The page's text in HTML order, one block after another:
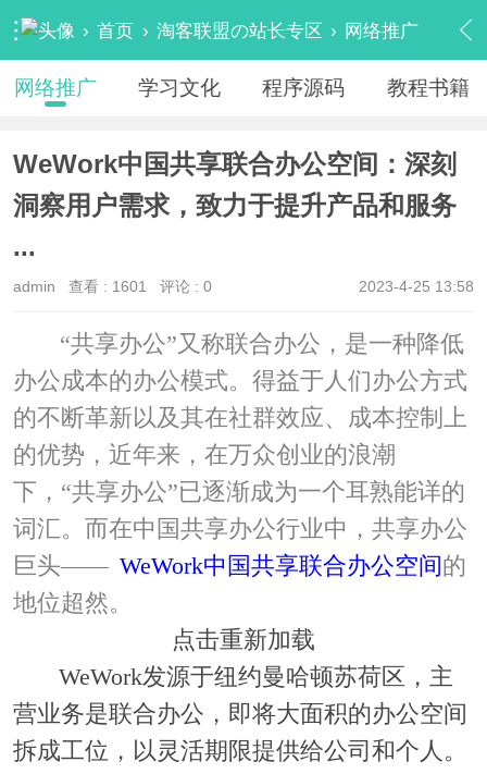
› 首页 › 淘客联盟の站长专区 › 网络推广
› 内容
网络推广 学习文化 程序源码 教程书籍
WeWork中国共享联合办公空间：深刻
洞察用户需求，致力于提升产品和服务
...
2023-4-25 13:58
admin 查看 : 1601 评论 : 0
“共享办公”又称联合办公，是一种降低
办公成本的办公模式。得益于人们办公方式
的不断革新以及其在社群效应、成本控制上
的优势，近年来，在万众创业的浪潮
下，“共享办公”已逐渐成为一个耳熟能详的
词汇。而在中国共享办公行业中，共享办公
巨头—— WeWork中国共享联合办公空间的
地位超然。
点击重新加载
WeWork发源于纽约曼哈顿苏荷区，主
营业务是联合办公，即将大面积的办公空间
拆成工位，以灵活期限提供给公司和个人。